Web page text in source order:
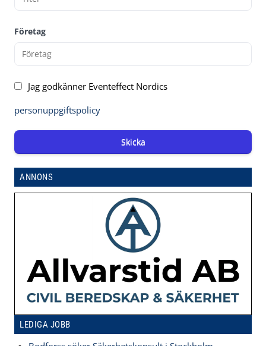
Företag
Jag godkänner Eventeffect Nordics
personuppgiftspolicy
Skicka
ANNONS
LEDIGA JOBB